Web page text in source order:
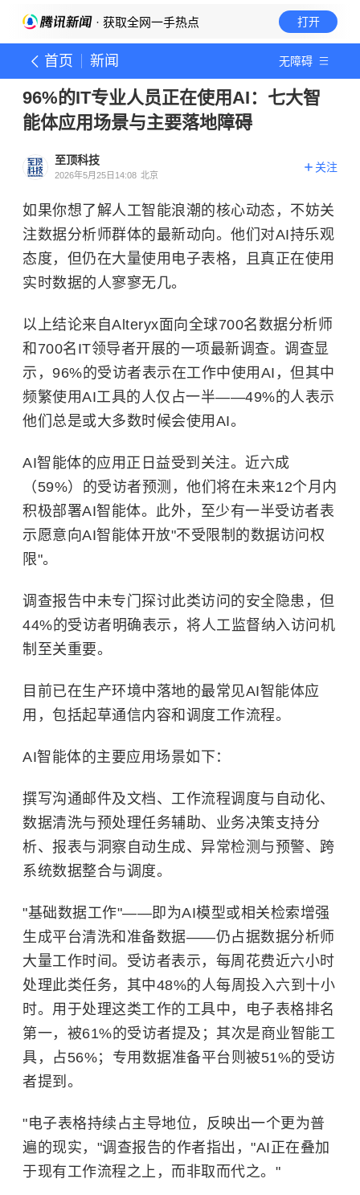
· 获取全网一手热点 打开
首页 新闻 无障碍
96%的IT专业人员正在使用AI：七大智
能体应用场景与主要落地障碍
至顶科技
2026年5月25日14:08 北京
关注
如果你想了解人工智能浪潮的核心动态，不妨关
注数据分析师群体的最新动向。他们对AI持乐观
态度，但仍在大量使用电子表格，且真正在使用
实时数据的人寥寥无几。
以上结论来自Alteryx面向全球700名数据分析师
和700名IT领导者开展的一项最新调查。调查显
示，96%的受访者表示在工作中使用AI，但其中
频繁使用AI工具的人仅占一半——49%的人表示
他们总是或大多数时候会使用AI。
AI智能体的应用正日益受到关注。近六成
（59%）的受访者预测，他们将在未来12个月内
积极部署AI智能体。此外，至少有一半受访者表
示愿意向AI智能体开放"不受限制的数据访问权
限"。
调查报告中未专门探讨此类访问的安全隐患，但
44%的受访者明确表示，将人工监督纳入访问机
制至关重要。
目前已在生产环境中落地的最常见AI智能体应
用，包括起草通信内容和调度工作流程。
AI智能体的主要应用场景如下：
撰写沟通邮件及文档、工作流程调度与自动化、
数据清洗与预处理任务辅助、业务决策支持分
析、报表与洞察自动生成、异常检测与预警、跨
系统数据整合与调度。
"基础数据工作"——即为AI模型或相关检索增强
生成平台清洗和准备数据——仍占据数据分析师
大量工作时间。受访者表示，每周花费近六小时
处理此类任务，其中48%的人每周投入六到十小
时。用于处理这类工作的工具中，电子表格排名
第一，被61%的受访者提及；其次是商业智能工
具，占56%；专用数据准备平台则被51%的受访
者提到。
"电子表格持续占主导地位，反映出一个更为普
遍的现实，"调查报告的作者指出，"AI正在叠加
于现有工作流程之上，而非取而代之。"